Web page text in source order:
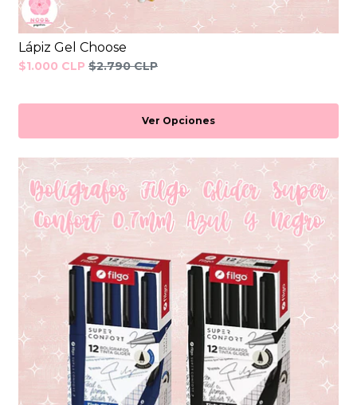
Lápiz Gel Choose
$1.000 CLP $2.790 CLP
Ver Opciones